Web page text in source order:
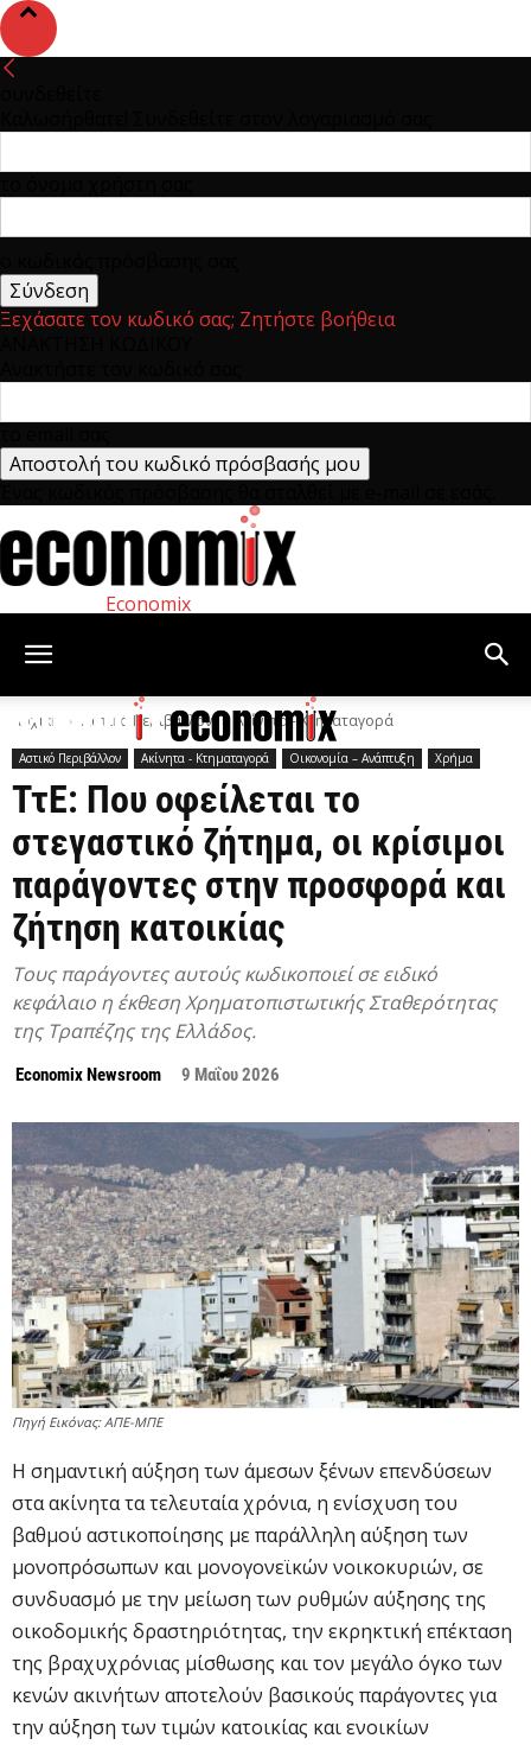
Ξεχάσατε τον κωδικό σας; Ζητήστε βοήθεια
Economix
Αρχική Αστικό Περιβάλλον Ακίνητα - Κτηματαγορά
Αστικό Περιβάλλον Ακίνητα - Κτηματαγορά Οικονομία – Ανάπτυξη Χρήμα
ΤτΕ: Που οφείλεται το
στεγαστικό ζήτημα, οι κρίσιμοι
παράγοντες στην προσφορά και
ζήτηση κατοικίας
Τους παράγοντες αυτούς κωδικοποιεί σε ειδικό
κεφάλαιο η έκθεση Χρηματοπιστωτικής Σταθερότητας
της Τραπέζης της Ελλάδος.
Economix Newsroom 9 Μαΐου 2026
Πηγή Εικόνας: ΑΠΕ-ΜΠΕ
H σημαντική αύξηση των άμεσων ξένων επενδύσεων
στα ακίνητα τα τελευταία χρόνια, η ενίσχυση του
βαθμού αστικοποίησης με παράλληλη αύξηση των
μονοπρόσωπων και μονογονεϊκών νοικοκυριών, σε
συνδυασμό με την μείωση των ρυθμών αύξησης της
οικοδομικής δραστηριότητας, την εκρηκτική επέκταση
της βραχυχρόνιας μίσθωσης και τον μεγάλο όγκο των
κενών ακινήτων αποτελούν βασικούς παράγοντες για
την αύξηση των τιμών κατοικίας και ενοικίων